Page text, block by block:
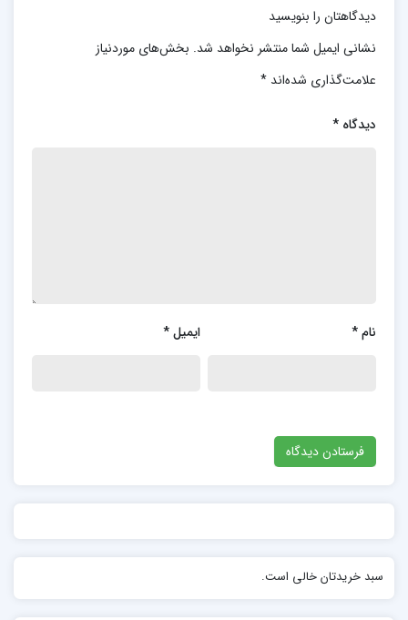
دیدگاهتان را بنویسید
نشانی ایمیل شما منتشر نخواهد شد. بخش‌های موردنیاز
علامت‌گذاری شده‌اند *
دیدگاه *
نام* ایمیل*
سبد خریدتان خالی است.